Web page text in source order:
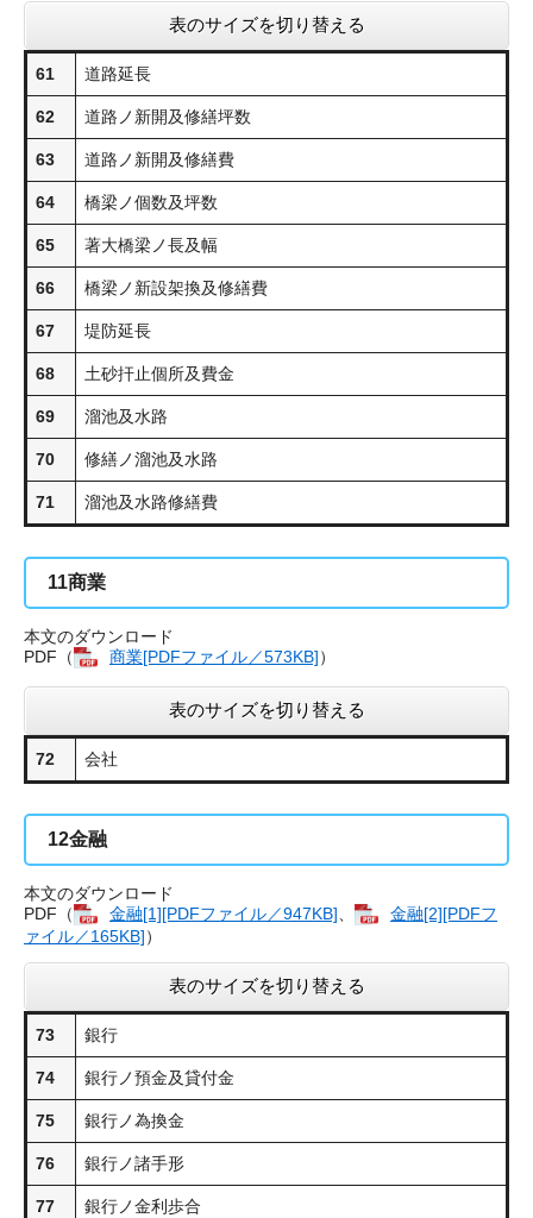
表のサイズを切り替える
61 道路延長
62 道路ノ新開及修繕坪数
63 道路ノ新開及修繕費
64 橋梁ノ個数及坪数
65 著大橋梁ノ長及幅
66 橋梁ノ新設架換及修繕費
67 堤防延長
68 土砂扞止個所及費金
69 溜池及水路
70 修繕ノ溜池及水路
71 溜池及水路修繕費
11商業
本文のダウンロード
PDF（
商業​[PDFファイル／573KB]）
表のサイズを切り替える
72 会社
12金融
本文のダウンロード
PDF（
金融​[1][PDFファイル／947KB]
金融​[2][PDFフ
ァイル／165KB]）
表のサイズを切り替える
73 銀行
74 銀行ノ預金及貸付金
75 銀行ノ為換金
76 銀行ノ諸手形
77 銀行ノ金利歩合